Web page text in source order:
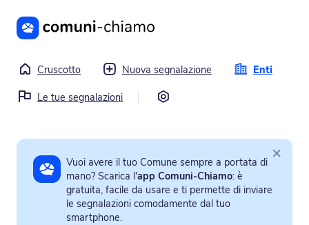
Vai al contenuto principale
Cruscotto Nuova segnalazione
Enti
Le tue segnalazioni
Vuoi avere il tuo Comune sempre a portata di
mano? Scarica l'app Comuni-Chiamo: è
gratuita, facile da usare e ti permette di inviare
le segnalazioni comodamente dal tuo
smartphone.
×